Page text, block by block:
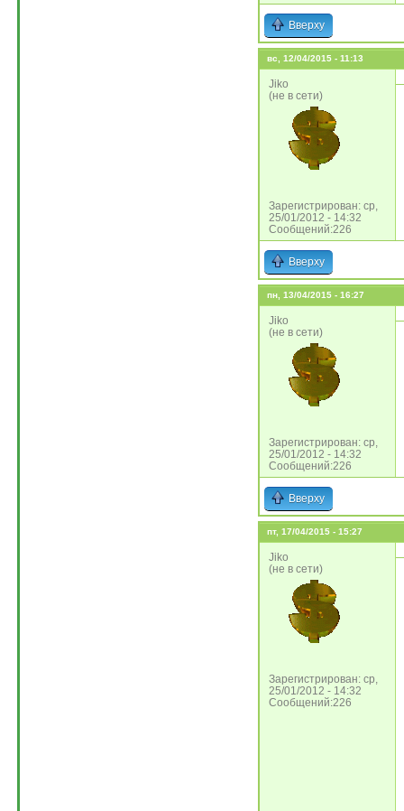
Вверху
вс, 12/04/2015 - 11:13
Jiko
(не в сети)
Зарегистрирован: ср,
25/01/2012 - 14:32
Сообщений:226
Вверху
пн, 13/04/2015 - 16:27
Jiko
(не в сети)
Зарегистрирован: ср,
25/01/2012 - 14:32
Сообщений:226
Вверху
пт, 17/04/2015 - 15:27
Jiko
(не в сети)
Зарегистрирован: ср,
25/01/2012 - 14:32
Сообщений:226